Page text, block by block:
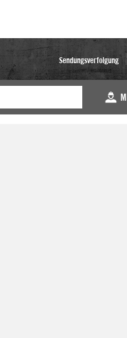
Sendungsverfolgung